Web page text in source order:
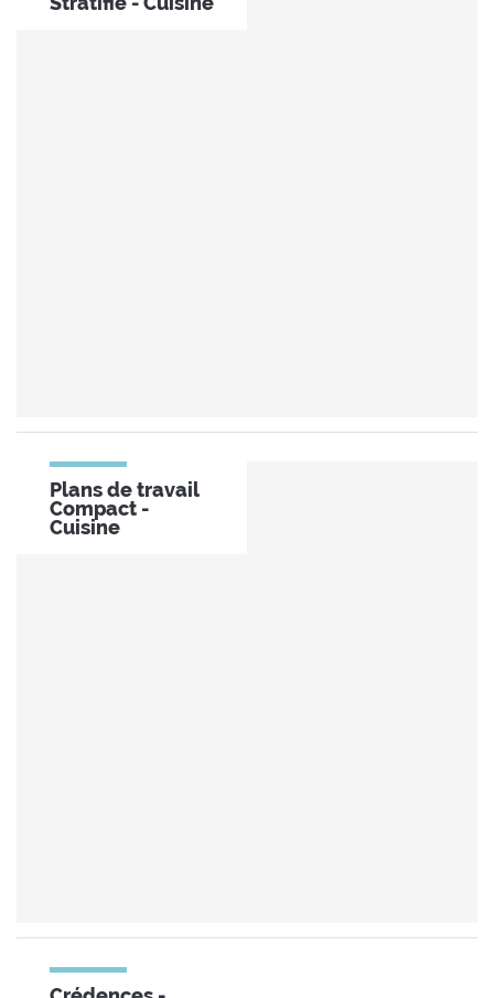
Plans de travail
Compact -
Cuisine